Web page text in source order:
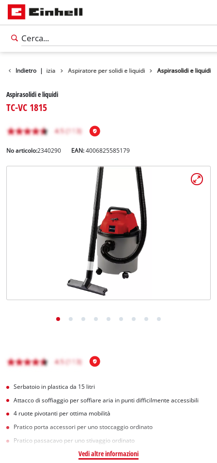
Indietro |
per la pulizia Aspiratore per solidi e liquidi Aspirasolidi e liquidi
Aspirasolidi e liquidi
TC-VC 1815
No articolo:2340290 EAN:4006825585179
Serbatoio in plastica da 15 litri
Attacco di soffiaggio per soffiare aria in punti difficilmente accessibili
4 ruote pivotanti per ottima mobilità
Pratico porta accessori per uno stoccaggio ordinato
Pratico passacavo per uno stivaggio ordinato
Vedi altre informazioni